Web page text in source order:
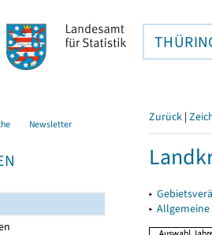
Newsletter Zurück |
▸
▸